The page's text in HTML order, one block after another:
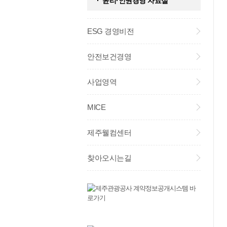
ESG 경영비전
안전보건경영
사업영역
MICE
제주웰컴센터
찾아오시는길